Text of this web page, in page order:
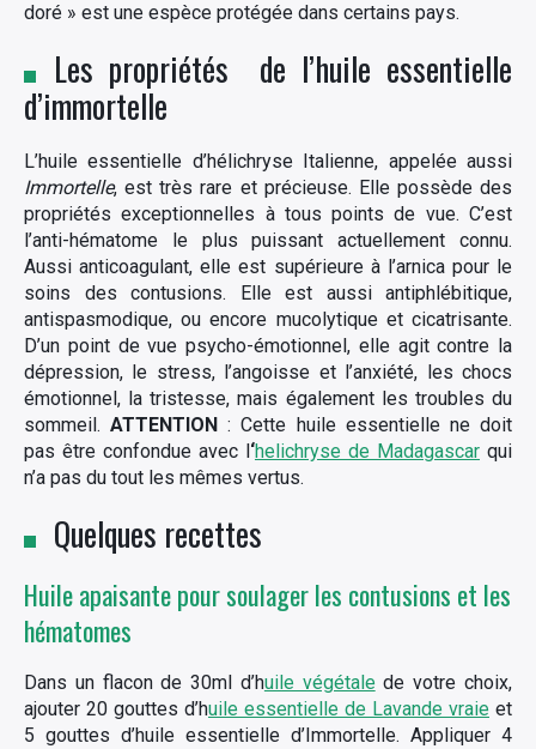
doré » est une espèce protégée dans certains pays.
Les propriétés de l’huile essentielle
d’immortelle
L’huile essentielle d’hélichryse Italienne, appelée aussi
Immortelle, est très rare et précieuse. Elle possède des
propriétés exceptionnelles à tous points de vue. C’est
l’anti-hématome le plus puissant actuellement connu.
Aussi anticoagulant, elle est supérieure à l’arnica pour le
soins des contusions. Elle est aussi antiphlébitique,
antispasmodique, ou encore mucolytique et cicatrisante.
D’un point de vue psycho-émotionnel, elle agit contre la
dépression, le stress, l’angoisse et l’anxiété, les chocs
émotionnel, la tristesse, mais également les troubles du
sommeil.ATTENTION: Cette huile essentielle ne doit
pas être confondue avec l‘helichryse de Madagascar qui
n’a pas du tout les mêmes vertus.
Quelques recettes
Huile apaisante pour soulager les contusions et les
hématomes
Dans un flacon de 30ml d’huile végétalede votre choix,
ajouter 20 gouttes d’huile essentielle de Lavande vraie et
5 gouttes d’huile essentielle d’Immortelle. Appliquer 4